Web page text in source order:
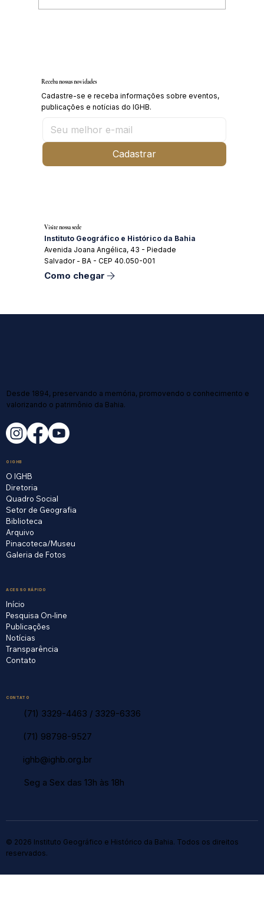
Receba nossas novidades
Cadastre-se e receba informações sobre eventos,
publicações e notícias do IGHB.
Cadastrar
Visite nossa sede
Instituto Geográfico e Histórico da Bahia
Avenida Joana Angélica, 43 - Piedade
Salvador - BA - CEP 40.050-001
Como chegar
Desde 1894, preservando a memória, promovendo o conhecimento e
valorizando o patrimônio da Bahia.
O IGHB
O IGHB
Diretoria
Quadro Social
Setor de Geografia
Biblioteca
Arquivo
Pinacoteca/Museu
Galeria de Fotos
ACESSO RÁPIDO
Início
Pesquisa On-line
Publicações
Notícias
Transparência
Contato
CONTATO
(71) 3329-4463 / 3329-6336
(71) 98798-9527
ighb@ighb.org.br
Seg a Sex das 13h às 18h
© 2026 Instituto Geográfico e Histórico da Bahia. Todos os direitos
reservados.